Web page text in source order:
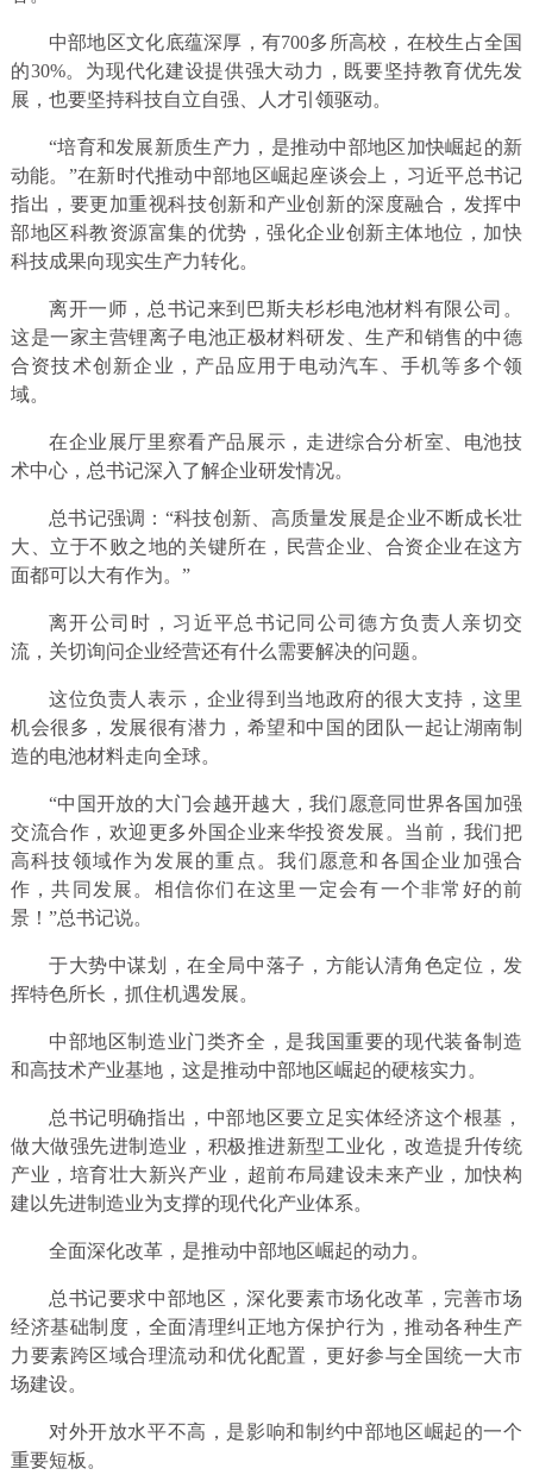
中部地区文化底蕴深厚，有700多所高校，在校生占全国
的30%。为现代化建设提供强大动力，既要坚持教育优先发
展，也要坚持科技自立自强、人才引领驱动。
“培育和发展新质生产力，是推动中部地区加快崛起的新
动能。”在新时代推动中部地区崛起座谈会上，习近平总书记
指出，要更加重视科技创新和产业创新的深度融合，发挥中
部地区科教资源富集的优势，强化企业创新主体地位，加快
科技成果向现实生产力转化。
离开一师，总书记来到巴斯夫杉杉电池材料有限公司。
这是一家主营锂离子电池正极材料研发、生产和销售的中德
合资技术创新企业，产品应用于电动汽车、手机等多个领
域。
在企业展厅里察看产品展示，走进综合分析室、电池技
术中心，总书记深入了解企业研发情况。
总书记强调：“科技创新、高质量发展是企业不断成长壮
大、立于不败之地的关键所在，民营企业、合资企业在这方
面都可以大有作为。”
离开公司时，习近平总书记同公司德方负责人亲切交
流，关切询问企业经营还有什么需要解决的问题。
这位负责人表示，企业得到当地政府的很大支持，这里
机会很多，发展很有潜力，希望和中国的团队一起让湖南制
造的电池材料走向全球。
“中国开放的大门会越开越大，我们愿意同世界各国加强
交流合作，欢迎更多外国企业来华投资发展。当前，我们把
高科技领域作为发展的重点。我们愿意和各国企业加强合
作，共同发展。相信你们在这里一定会有一个非常好的前
景！”总书记说。
于大势中谋划，在全局中落子，方能认清角色定位，发
挥特色所长，抓住机遇发展。
中部地区制造业门类齐全，是我国重要的现代装备制造
和高技术产业基地，这是推动中部地区崛起的硬核实力。
总书记明确指出，中部地区要立足实体经济这个根基，
做大做强先进制造业，积极推进新型工业化，改造提升传统
产业，培育壮大新兴产业，超前布局建设未来产业，加快构
建以先进制造业为支撑的现代化产业体系。
全面深化改革，是推动中部地区崛起的动力。
总书记要求中部地区，深化要素市场化改革，完善市场
经济基础制度，全面清理纠正地方保护行为，推动各种生产
力要素跨区域合理流动和优化配置，更好参与全国统一大市
场建设。
对外开放水平不高，是影响和制约中部地区崛起的一个
重要短板。